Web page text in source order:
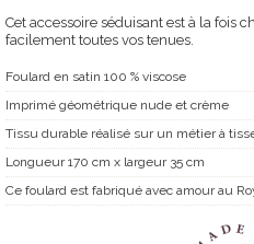
Cet accessoire séduisant est à la fois
facilement toutes vos tenues.
Foulard en satin 100 % viscose
Imprimé géométrique nude et crème
Tissu durable réalisé sur un métier à
Longueur 170 cm x largeur 35 cm
Ce foulard est fabriqué avec amour au